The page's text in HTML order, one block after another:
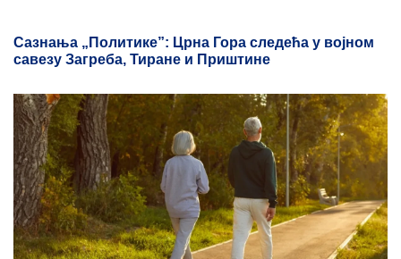
Сазнања „Политике”: Црна Гора следећа у војном
савезу Загреба, Тиране и Приштине